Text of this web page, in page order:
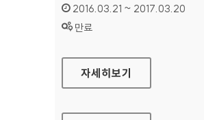
인증기간 :
2016.03.21 ~ 2017.03.20
상태 :
만료
보성녹차관 홈페이지
자세히보기